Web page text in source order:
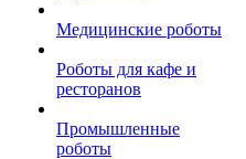
Медицинские роботы
Роботы для кафе и
ресторанов
Промышленные
роботы